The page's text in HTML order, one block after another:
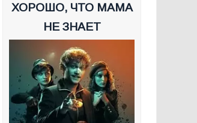
ХОРОШО, ЧТО МАМА
НЕ ЗНАЕТ